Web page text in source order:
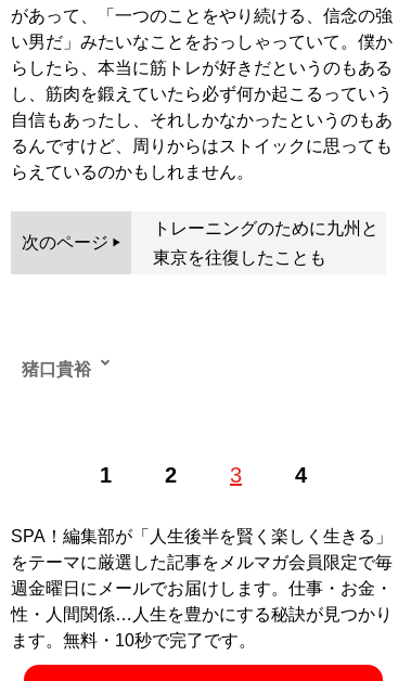
があって、「一つのことをやり続ける、信念の強
い男だ」みたいなことをおっしゃっていて。僕か
らしたら、本当に筋トレが好きだというのもある
し、筋肉を鍛えていたら必ず何か起こるっていう
自信もあったし、それしかなかったというのもあ
るんですけど、周りからはストイックに思っても
らえているのかもしれません。
次のページ
トレーニングのために九州と
東京を往復したことも
1 2 3 4
猪口貴裕
WEB媒体で、映画・ドラマ・音楽・声優・お笑いなどの
イトやアイドル誌の編集も務める。
記事一覧へ
SPA！編集部が「人生後半を賢く楽しく生きる」
をテーマに厳選した記事をメルマガ会員限定で毎
週金曜日にメールでお届けします。仕事・お金・
性・人間関係…人生を豊かにする秘訣が見つかり
ます。無料・10秒で完了です。